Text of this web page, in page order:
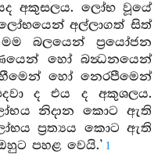
අකුසලය. ලෝභ වූයේ
අල්ලාගත් සිත්
බලයෙන් ප්‍රයෝජන
හෝ බන්‍ධනයෙන්
හෝ නෙරපීමෙන්
ද එය ද අකුශලය.
නිදාන කොට ඇති
ප්‍රත්‍යය කොට ඇති
පහළ වෙයි.’ 1